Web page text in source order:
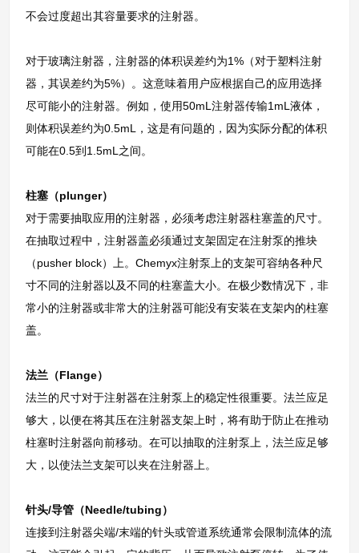
不会过度超出其容量要求的注射器。
对于玻璃注射器，注射器的体积误差约为1%（对于塑料注射
器，其误差约为5%）。这意味着用户应根据自己的应用选择
尽可能小的注射器。例如，使用50mL注射器传输1mL液体，
则体积误差约为0.5mL，这是有问题的，因为实际分配的体积
可能在0.5到1.5mL之间。
柱塞（plunger）
对于需要抽取应用的注射器，必须考虑注射器柱塞盖的尺寸。
在抽取过程中，注射器盖必须通过支架固定在注射泵的推块
（pusher block）上。Chemyx注射泵上的支架可容纳各种尺
寸不同的注射器以及不同的柱塞盖大小。在极少数情况下，非
常小的注射器或非常大的注射器可能没有安装在支架内的柱塞
盖。
法兰（Flange）
法兰的尺寸对于注射器在注射泵上的稳定性很重要。法兰应足
够大，以便在将其压在注射器支架上时，将有助于防止在推动
柱塞时注射器向前移动。在可以抽取的注射泵上，法兰应足够
大，以使法兰支架可以夹在注射器上。
针头/导管（Needle/tubing）
连接到注射器尖端/末端的针头或管道系统通常会限制流体的流